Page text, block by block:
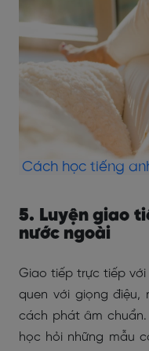
Cách học tiếng
5. Luyện giao
nước ngoài
Giao tiếp trực tiếp
quen với giọng điệu,
cách phát âm
học hỏi những mẫu